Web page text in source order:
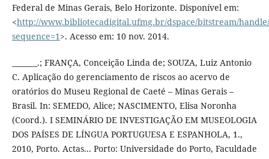
Federal de Minas Gerais, Belo Horizonte. Disponível em:
<http://www.bibliotecadigital.ufmg.br/dspace/bitstream/handle/
sequence=1>. Acesso em: 10 nov. 2014.
_______.; FRANÇA, Conceição Linda de; SOUZA, Luiz Antonio
C. Aplicação do gerenciamento de riscos ao acervo de
oratórios do Museu Regional de Caeté – Minas Gerais –
Brasil. In: SEMEDO, Alice; NASCIMENTO, Elisa Noronha
(Coord.). I SEMINÁRIO DE INVESTIGAÇÃO EM MUSEOLOGIA
DOS PAÍSES DE LÍNGUA PORTUGUESA E ESPANHOLA, 1.,
2010, Porto. Actas... Porto: Universidade do Porto, Faculdade